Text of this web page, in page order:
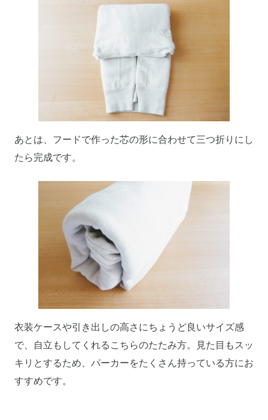
あとは、フードで作った芯の形に合わせて三つ折りにし
たら完成です。
衣装ケースや引き出しの高さにちょうど良いサイズ感
で、自立もしてくれるこちらのたたみ方。見た目もスッ
キリとするため、パーカーをたくさん持っている方にお
すすめです。